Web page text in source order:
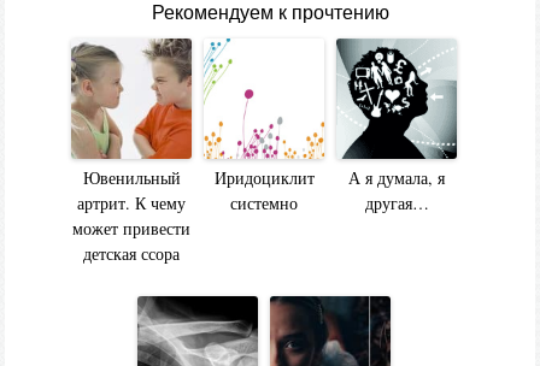
Рекомендуем к прочтению
Ювенильный
артрит. К чему
может привести
детская ссора
Иридоциклит
системно
А я думала, я
другая…